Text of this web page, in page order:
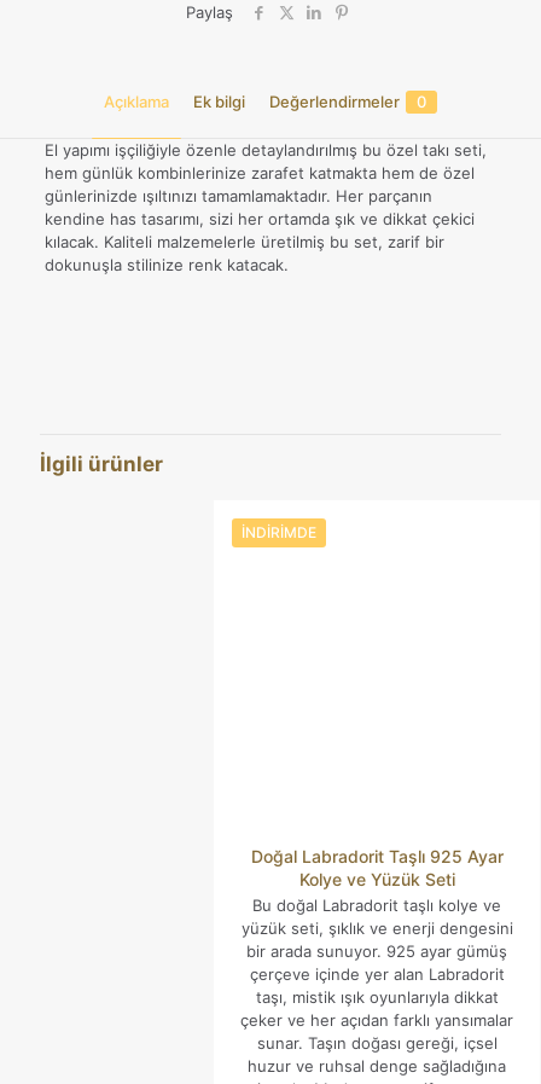
Paylaş
Açıklama Ek bilgi Değerlendirmeler 0
El yapımı işçiliğiyle özenle detaylandırılmış bu özel takı seti,
hem günlük kombinlerinize zarafet katmakta hem de özel
günlerinizde ışıltınızı tamamlamaktadır. Her parçanın
kendine has tasarımı, sizi her ortamda şık ve dikkat çekici
kılacak. Kaliteli malzemelerle üretilmiş bu set, zarif bir
dokunuşla stilinize renk katacak.
Yüzük Set” için yorum yapan ilk kişi siz
olun
E-posta adresiniz yayınlanmayacak. Gerekli alanlar
Daha sonraki yorumlarımda kullanılması için adım, e-posta
adresim ve site adresim bu tarayıcıya kaydedilsin.
İlgili ürünler
İNDIRIMDE
Doğal Labradorit Taşlı 925 Ayar
Kolye ve Yüzük Seti
Bu doğal Labradorit taşlı kolye ve
yüzük seti, şıklık ve enerji dengesini
bir arada sunuyor. 925 ayar gümüş
çerçeve içinde yer alan Labradorit
taşı, mistik ışık oyunlarıyla dikkat
çeker ve her açıdan farklı yansımalar
sunar. Taşın doğası gereği, içsel
huzur ve ruhsal denge sağladığına